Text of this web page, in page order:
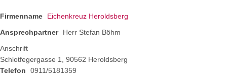
Firmenname
Eichenkreuz Heroldsberg
Ansprechpartner
Herr Stefan Böhm
Anschrift
Schlotfegergasse 1, 90562 Heroldsberg
Telefon
0911/5181359